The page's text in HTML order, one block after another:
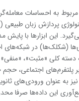
به احساسات
این ابزارها با پایش
(شکلک‌ها) در شبکه‌های
دسته کلی «مثبت»،
پلتفرم‌های اجتماعی،
به عنوان ورودی‌های
این داده‌ها صرفا